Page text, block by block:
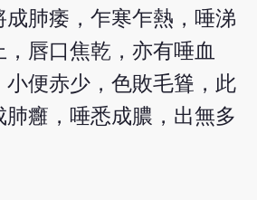
肺痿，乍寒乍熱，唾涕
唇口焦乾，亦有唾血
小便赤少，色敗毛聳，此
癰，唾悉成膿，出無多